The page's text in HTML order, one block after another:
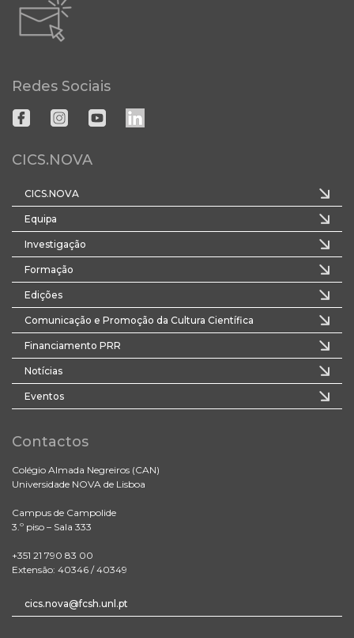
Redes Sociais
CICS.NOVA
CICS.NOVA
Equipa
Investigação
Formação
Edições
Comunicação e Promoção da Cultura Científica
Financiamento PRR
Notícias
Eventos
Contactos
Colégio Almada Negreiros (CAN)
Universidade NOVA de Lisboa
Campus de Campolide
3.º piso – Sala 333
+351 21 790 83 00
Extensão: 40346 / 40349
cics.nova@fcsh.unl.pt